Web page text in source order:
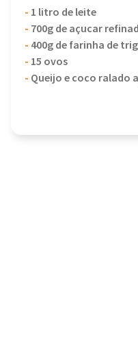
- 1 litro de leite
- 700g de açucar
- 400g de farinha de
- 15 ovos
- Queijo e coco ralado